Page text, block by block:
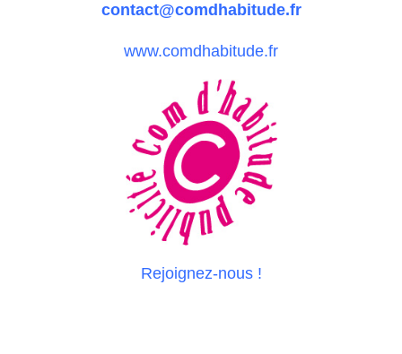
contact@comdhabitude.fr
www.comdhabitude.fr
Rejoignez-nous !